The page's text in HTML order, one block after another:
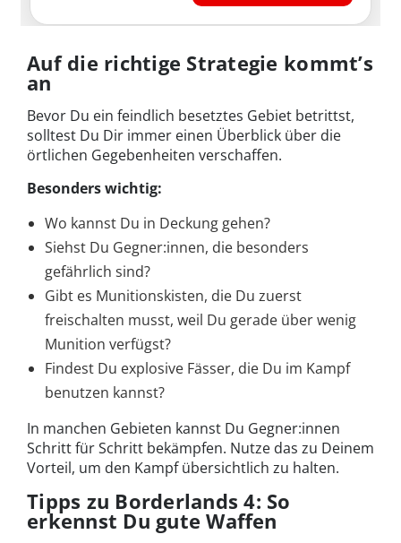
Auf die richtige Strategie kommt’s
an
Bevor Du ein feindlich besetztes Gebiet betrittst,
solltest Du Dir immer einen Überblick über die
örtlichen Gegebenheiten verschaffen.
Besonders wichtig:
Wo kannst Du in Deckung gehen?
Siehst Du Gegner:innen, die besonders
gefährlich sind?
Gibt es Munitionskisten, die Du zuerst
freischalten musst, weil Du gerade über wenig
Munition verfügst?
Findest Du explosive Fässer, die Du im Kampf
benutzen kannst?
In manchen Gebieten kannst Du Gegner:innen
Schritt für Schritt bekämpfen. Nutze das zu Deinem
Vorteil, um den Kampf übersichtlich zu halten.
Tipps zu Borderlands 4: So
erkennst Du gute Waffen